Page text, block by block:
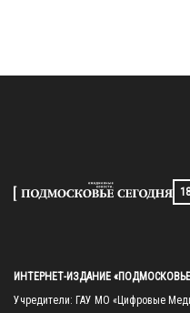
ИНТЕРНЕТ-ИЗДАНИЕ «ПОДМОСКОВЬЕ
Учредители: ГАУ МО «Цифровые